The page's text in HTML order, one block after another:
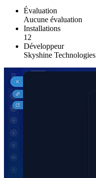
Évaluation
Aucune évaluation
Installations
12
Développeur
Skyshine Technologies